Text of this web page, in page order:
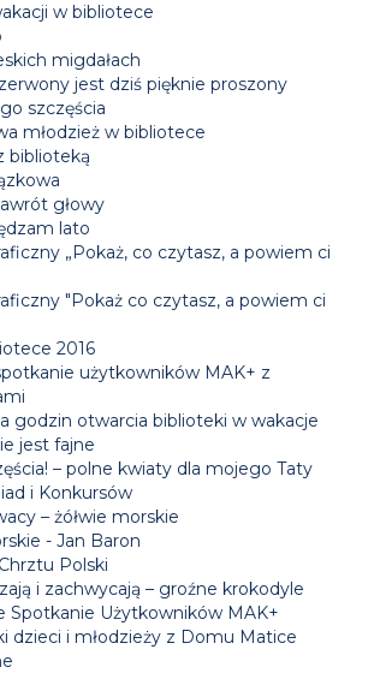
w bibliotece
migdałach
jest dziś pięknie proszony
szczęścia
młodzież w bibliotece
biblioteką
głowy
lato
„Pokaż, co czytasz, a powiem ci
"Pokaż co czytasz, a powiem ci
2016
użytkowników MAK+ z
godzin otwarcia biblioteki w wakacje
jest fajne
– polne kwiaty dla mojego Taty
i Konkursów
– żółwie morskie
- Jan Baron
Polski
i zachwycają – groźne krokodyle
Spotkanie Użytkowników MAK+
dzieci i młodzieży z Domu Matice